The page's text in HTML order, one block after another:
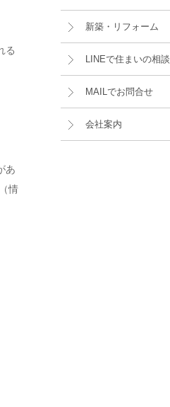
る
あ
情
新築・リフォーム
LINEで住まいの相談
MAILでお問合せ
会社案内